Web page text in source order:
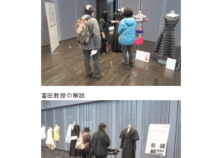
富田教授の解説